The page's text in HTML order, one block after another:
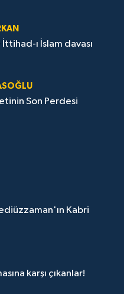
ı İslam davası
Son Perdesi
Kabri
karşı çıkanlar!